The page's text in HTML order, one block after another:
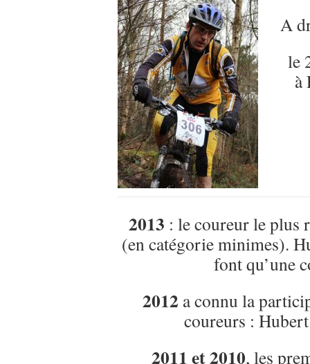
A
le
à
2013 : le coureur le plus
(en catégorie minimes).
font qu’une
2012 a connu la
coureurs :
2011 et 2010, les